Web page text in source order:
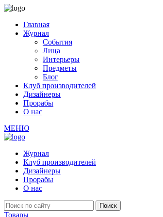
Главная
Журнал
События
Лица
Интерьеры
Предметы
Блог
Клуб производителей
Дизайнеры
Прорабы
О нас
МЕНЮ
Журнал
Клуб производителей
Дизайнеры
Прорабы
О нас
Товары